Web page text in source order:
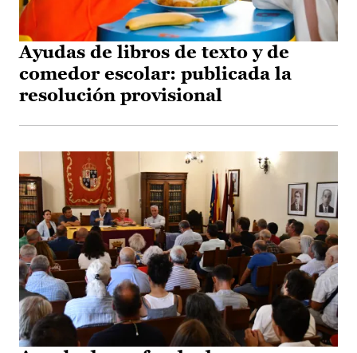
Ayudas de libros de texto y de
comedor escolar: publicada la
resolución provisional